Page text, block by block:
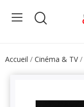
Accueil Cinéma & TV